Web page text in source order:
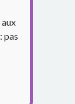
pas